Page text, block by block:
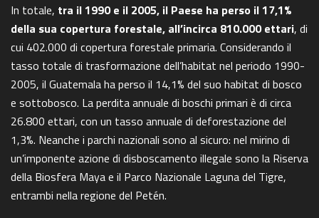
In totale, tra il 1990 e il 2005, il Paese ha perso il 17,1%
della sua copertura forestale, all’incirca 810.000 ettari, di
cui 402.000 di copertura forestale primaria. Considerando il
tasso totale di trasformazione dell’habitat nel periodo 1990-
2005, il Guatemala ha perso il 14,1% del suo habitat di bosco
e sottobosco. La perdita annuale di boschi primari è di circa
26.800 ettari, con un tasso annuale di deforestazione del
1,3%. Neanche i parchi nazionali sono al sicuro: nel mirino di
un’imponente azione di disboscamento illegale sono la Riserva
della Biosfera Maya e il Parco Nazionale Laguna del Tigre,
entrambi nella regione del Petén.